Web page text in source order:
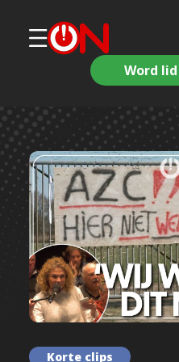
Word lid
Korte clips